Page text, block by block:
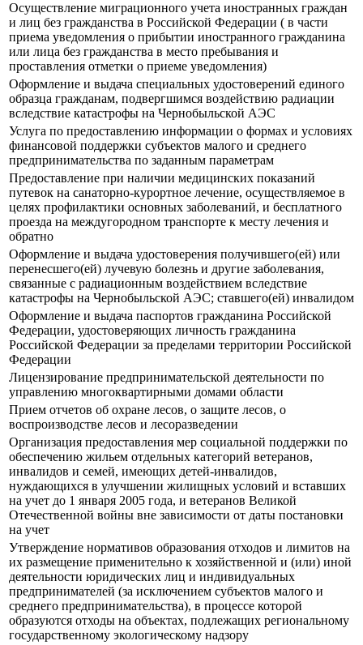
Осуществление миграционного учета иностранных граждан
и лиц без гражданства в Российской Федерации ( в части
приема уведомления о прибытии иностранного гражданина
или лица без гражданства в место пребывания и
проставления отметки о приеме уведомления)
Оформление и выдача специальных удостоверений единого
образца гражданам, подвергшимся воздействию радиации
вследствие катастрофы на Чернобыльской АЭС
Услуга по предоставлению информации о формах и условиях
финансовой поддержки субъектов малого и среднего
предпринимательства по заданным параметрам
Предоставление при наличии медицинских показаний
путевок на санаторно-курортное лечение, осуществляемое в
целях профилактики основных заболеваний, и бесплатного
проезда на междугородном транспорте к месту лечения и
обратно
Оформление и выдача удостоверения получившего(ей) или
перенесшего(ей) лучевую болезнь и другие заболевания,
связанные с радиационным воздействием вследствие
катастрофы на Чернобыльской АЭС; ставшего(ей) инвалидом
Оформление и выдача паспортов гражданина Российской
Федерации, удостоверяющих личность гражданина
Российской Федерации за пределами территории Российской
Федерации
Лицензирование предпринимательской деятельности по
управлению многоквартирными домами области
Прием отчетов об охране лесов, о защите лесов, о
воспроизводстве лесов и лесоразведении
Организация предоставления мер социальной поддержки по
обеспечению жильем отдельных категорий ветеранов,
инвалидов и семей, имеющих детей-инвалидов,
нуждающихся в улучшении жилищных условий и вставших
на учет до 1 января 2005 года, и ветеранов Великой
Отечественной войны вне зависимости от даты постановки
на учет
Утверждение нормативов образования отходов и лимитов на
их размещение применительно к хозяйственной и (или) иной
деятельности юридических лиц и индивидуальных
предпринимателей (за исключением субъектов малого и
среднего предпринимательства), в процессе которой
образуются отходы на объектах, подлежащих региональному
государственному экологическому надзору